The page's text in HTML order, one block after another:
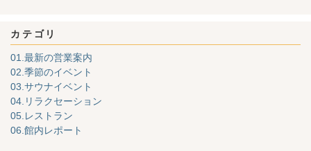
カテゴリ
01.最新の営業案内
02.季節のイベント
03.サウナイベント
04.リラクセーション
05.レストラン
06.館内レポート